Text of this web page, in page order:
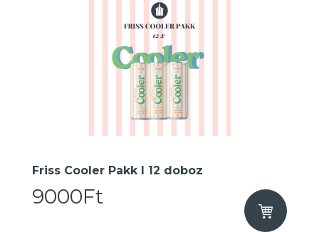
Friss Cooler Pakk I 12 doboz
9000Ft